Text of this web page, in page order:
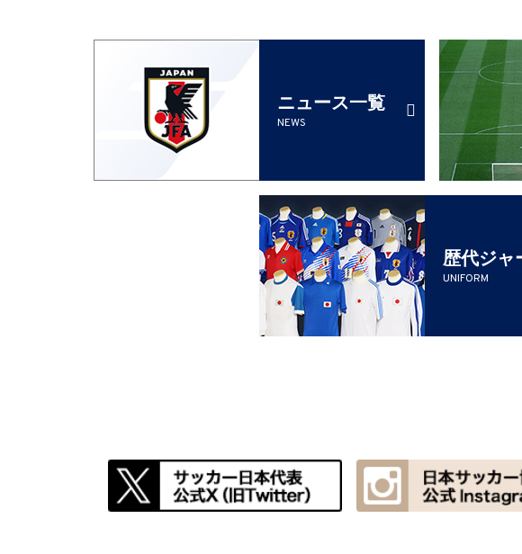
ニュース一覧
NEWS
歴代ジャ
UNIFORM